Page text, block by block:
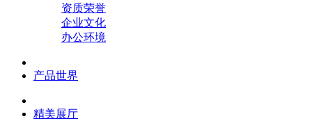
资质荣誉
企业文化
办公环境
产品世界
精美展厅